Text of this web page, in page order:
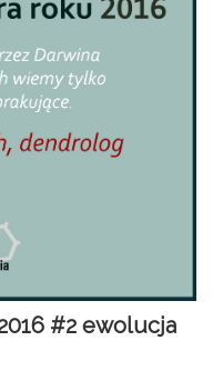
#2 ewolucja